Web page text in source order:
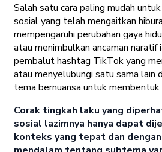
Salah satu cara paling mudah
sosial yang telah mengaitkan
mempengaruhi perubahan gaya
atau menimbulkan ancaman naratif
pembalut hashtag TikTok yang
atau menyelubungi satu sama lain
tema bernuansa untuk
Corak tingkah laku yang
sosial lazimnya hanya dapat
konteks yang tepat dan